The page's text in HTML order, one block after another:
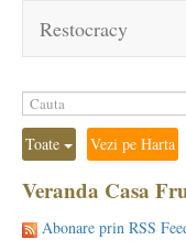
Restocracy
Toate Vezi pe Harta
Veranda Casa
Abonare prin RSS